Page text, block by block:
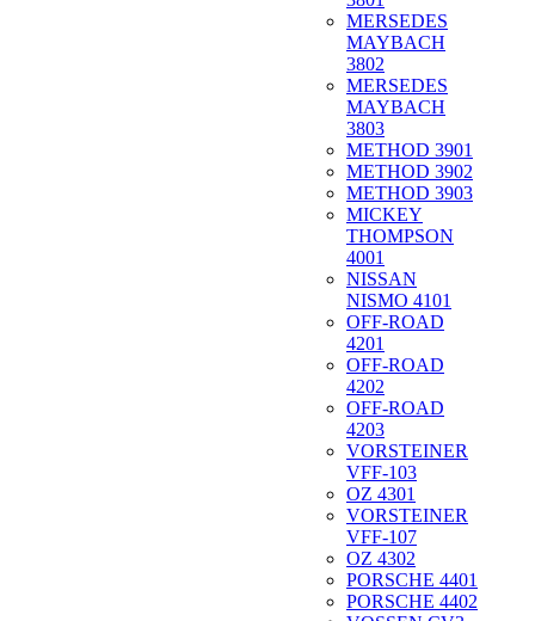
MERSEDES
MAYBACH
3802
MERSEDES
MAYBACH
3803
METHOD 3901
METHOD 3902
METHOD 3903
MICKEY
THOMPSON
4001
NISSAN
NISMO 4101
OFF-ROAD
4201
OFF-ROAD
4202
OFF-ROAD
4203
VORSTEINER
VFF-103
OZ 4301
VORSTEINER
VFF-107
OZ 4302
PORSCHE 4401
PORSCHE 4402